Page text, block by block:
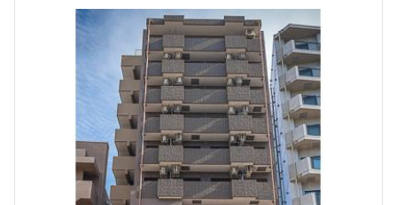
検索対象お部屋数
164件
お部屋を再検索
検索結果の絞り込み